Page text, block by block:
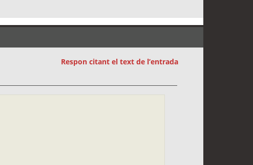
Respon citant el text de l’entrada